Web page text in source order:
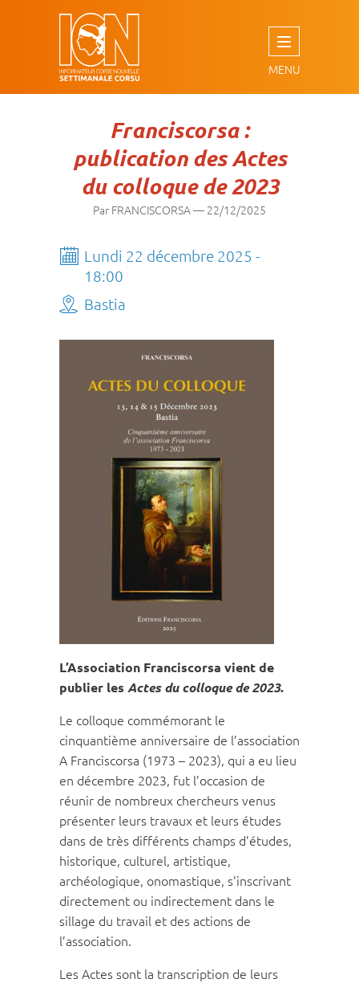
Franciscorsa :
publication des Actes
du colloque de 2023
Par FRANCISCORSA— 22/12/2025
Lundi 22 décembre 2025 -
18:00
Bastia
L’Association Franciscorsa vient de
publier les Actes du colloque de 2023.
Le colloque commémorant le
cinquantième anniversaire de l’association
A Franciscorsa (1973 – 2023), qui a eu lieu
en décembre 2023, fut l’occasion de
réunir de nombreux chercheurs venus
présenter leurs travaux et leurs études
dans de très différents champs d’études,
historique, culturel, artistique,
archéologique, onomastique, s’inscrivant
directement ou indirectement dans le
sillage du travail et des actions de
l’association.
Les Actes sont la transcription de leurs